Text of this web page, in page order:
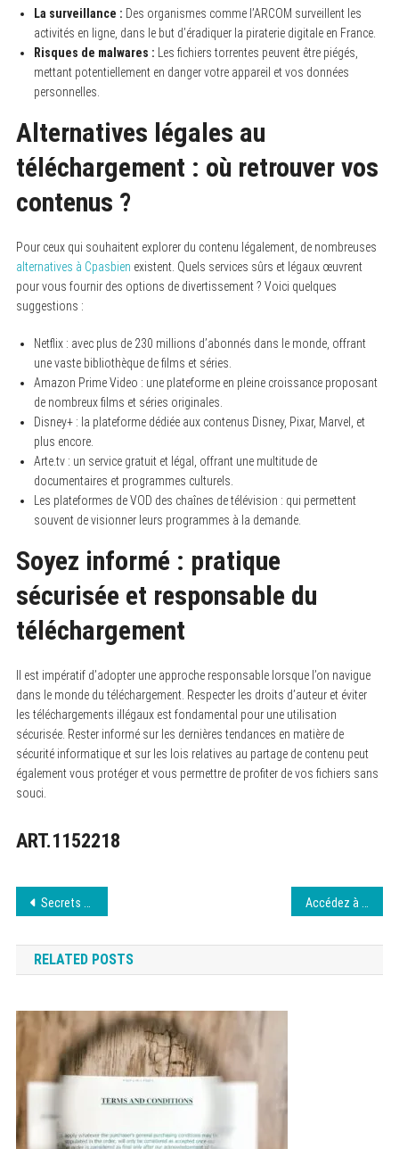
La surveillance : Des organismes comme l’ARCOM surveillent les
activités en ligne, dans le but d’éradiquer la piraterie digitale en France.
Risques de malwares : Les fichiers torrentes peuvent être piégés,
mettant potentiellement en danger votre appareil et vos données
personnelles.
Alternatives légales au
téléchargement : où retrouver vos
contenus ?
Pour ceux qui souhaitent explorer du contenu légalement, de nombreuses
alternatives à Cpasbien existent. Quels services sûrs et légaux œuvrent
pour vous fournir des options de divertissement ? Voici quelques
suggestions :
Netflix : avec plus de 230 millions d’abonnés dans le monde, offrant
une vaste bibliothèque de films et séries.
Amazon Prime Video : une plateforme en pleine croissance proposant
de nombreux films et séries originales.
Disney+ : la plateforme dédiée aux contenus Disney, Pixar, Marvel, et
plus encore.
Arte.tv : un service gratuit et légal, offrant une multitude de
documentaires et programmes culturels.
Les plateformes de VOD des chaînes de télévision : qui permettent
souvent de visionner leurs programmes à la demande.
Soyez informé : pratique
sécurisée et responsable du
téléchargement
Il est impératif d’adopter une approche responsable lorsque l’on navigue
dans le monde du téléchargement. Respecter les droits d’auteur et éviter
les téléchargements illégaux est fondamental pour une utilisation
sécurisée. Rester informé sur les dernières tendances en matière de
sécurité informatique et sur les lois relatives au partage de contenu peut
également vous protéger et vous permettre de profiter de vos fichiers sans
souci.
ART.1152218
Navigation
de
l’article
Secrets d’un SEA efficace pour générer du trafic
RELATED POSTS